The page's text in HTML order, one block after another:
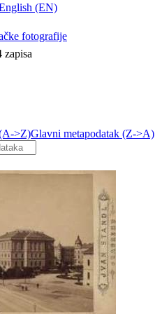
(EN)
fotografije
zapisa
>Z)Glavni metapodatak (Z->A)